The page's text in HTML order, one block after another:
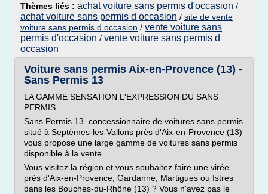
Thèmes liés : achat voiture sans permis d'occasion /
achat voiture sans permis d occasion / site de vente
voiture sans permis d occasion / vente voiture sans
permis d'occasion / vente voiture sans permis d
occasion
Voiture sans permis Aix-en-Provence (13) -
Sans Permis 13
LA GAMME SENSATION L'EXPRESSION DU SANS
PERMIS
Sans Permis 13 concessionnaire de voitures sans permis
situé à Septèmes-les-Vallons près d'Aix-en-Provence (13)
vous propose une large gamme de voitures sans permis
disponible à la vente.
Vous visitez la région et vous souhaitez faire une virée
près d'Aix-en-Provence, Gardanne, Martigues ou Istres
dans les Bouches-du-Rhône (13) ? Vous n'avez pas le